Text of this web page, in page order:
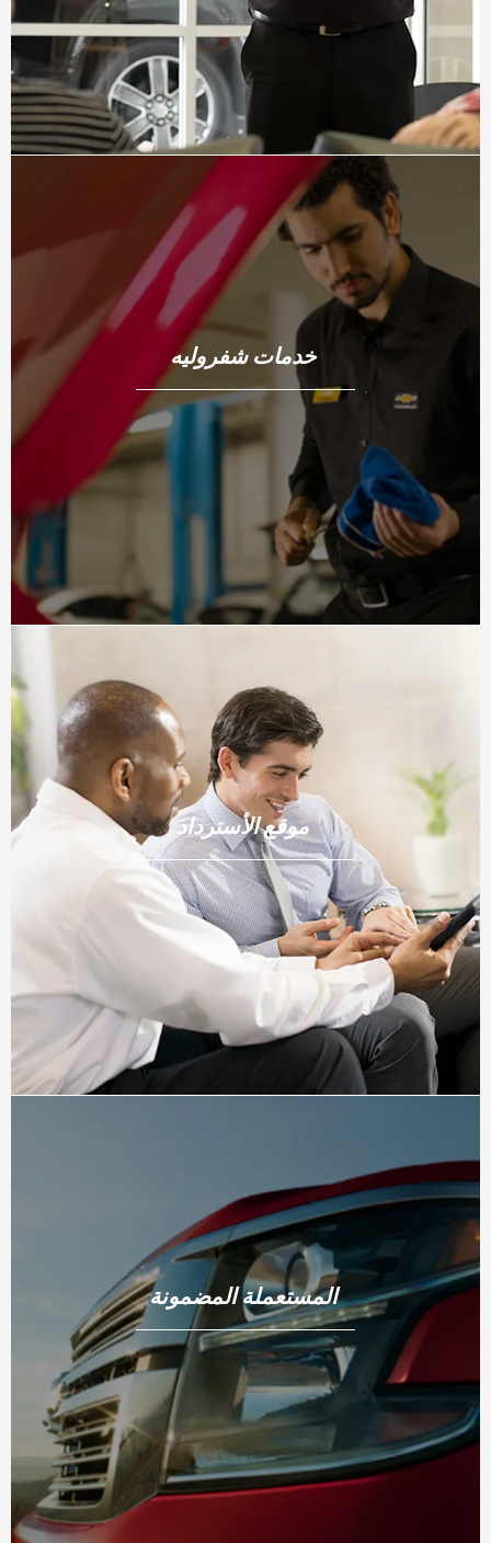
خدمات شفروليه
موقع الأسترداد
المستعملة المضمونة